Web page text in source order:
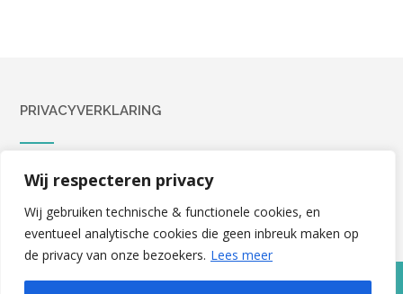
Wij respecteren privacy
Wij gebruiken technische & functionele cookies, en
eventueel analytische cookies die geen inbreuk maken op
de privacy van onze bezoekers. Lees meer
PRIVACYVERKLARING
Privacyverklaring